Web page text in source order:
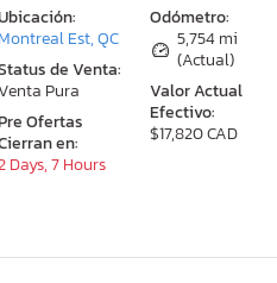
Odómetro:
5,754 mi
(Actual)
Valor Actual
Efectivo:
$17,820 CAD
Montreal Est, QC
de Venta:
Pura
Ofertas
en:
Days, 7 Hours